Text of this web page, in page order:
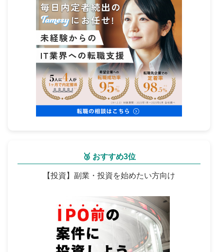
🥉 おすすめ3位
【投資】副業・投資を始めたい方向け